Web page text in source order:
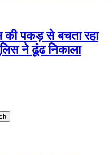
पकड़ से बचता रहा
ने ढूंढ निकाला